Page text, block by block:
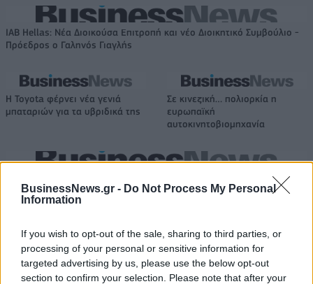
BusinessNews.gr - Do Not Process My Personal
Information
If you wish to opt-out of the sale, sharing to third parties, or
processing of your personal or sensitive information for
targeted advertising by us, please use the below opt-out
section to confirm your selection. Please note that after your
IAB Hellas: Νέα Διοικούσα Επιτροπή και νέο Διοικητικό Συμβούλιο -
Πρόεδρος ο Γαληνός Γιαγλής
Η Toyota φέρνει νέα γενιά
μπαταριών για τα υβριδικά της
Σε κινεζική… πολιορκία η
ευρωπαϊκή
αυτοκινητοβιομηχανία
Νέο Audi A2 e-tron με στόχο την κορυφή της αποδοτικότητας
Ζαλγκίρις: Επίσημη η απόκτηση
του Έβανς και ο δανεισμός του
στους Λόντον Λάιονς
Μοκόκα: «Θέλουμε να χτίσουμε
κάτι μεγάλο με την ιδιοκτησία